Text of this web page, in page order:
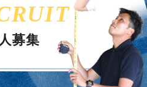
募集